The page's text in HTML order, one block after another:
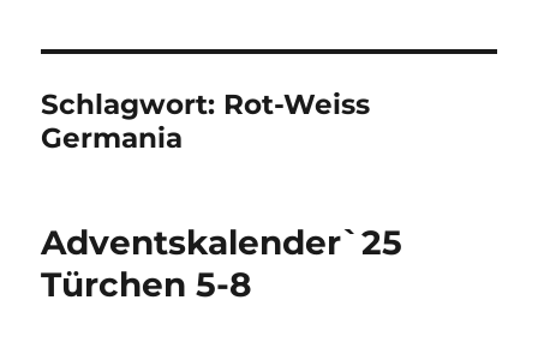
Schlagwort: Rot-Weiss
Germania
Adventskalender`25
Türchen 5-8